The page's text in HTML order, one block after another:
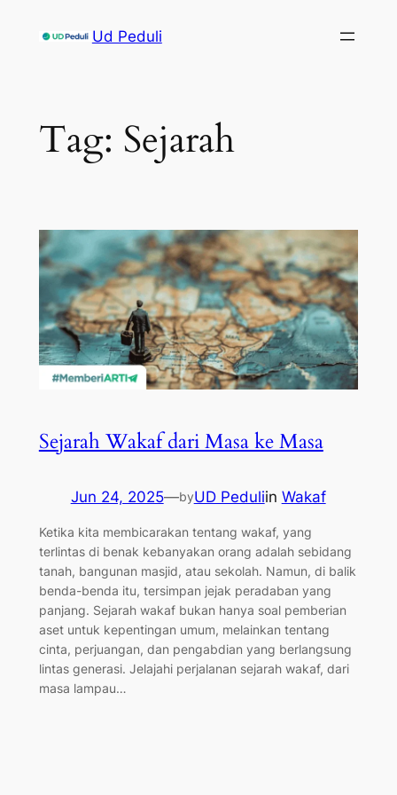
Ud Peduli
Tag: Sejarah
Sejarah Wakaf dari Masa ke Masa
Jun 24, 2025—byUD Peduliin Wakaf
Ketika kita membicarakan tentang wakaf, yang
terlintas di benak kebanyakan orang adalah sebidang
tanah, bangunan masjid, atau sekolah. Namun, di balik
benda-benda itu, tersimpan jejak peradaban yang
panjang. Sejarah wakaf bukan hanya soal pemberian
aset untuk kepentingan umum, melainkan tentang
cinta, perjuangan, dan pengabdian yang berlangsung
lintas generasi. Jelajahi perjalanan sejarah wakaf, dari
masa lampau…